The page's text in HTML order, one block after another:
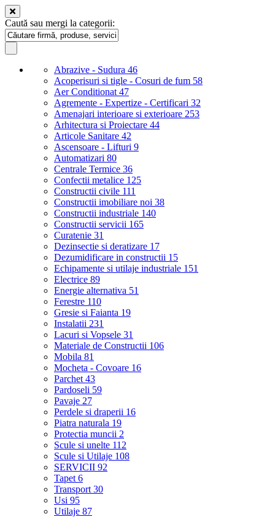
Caută sau mergi la categorii:
Abrazive - Sudura 46
Acoperisuri si tigle - Cosuri de fum 58
Aer Conditionat 47
Agremente - Expertize - Certificari 32
Amenajari interioare si exterioare 253
Arhitectura si Proiectare 44
Articole Sanitare 42
Ascensoare - Lifturi 9
Automatizari 80
Centrale Termice 36
Confectii metalice 125
Constructii civile 111
Constructii imobiliare noi 38
Constructii industriale 140
Constructii servicii 165
Curatenie 31
Dezinsectie si deratizare 17
Dezumidificare in constructii 15
Echipamente si utilaje industriale 151
Electrice 89
Energie alternativa 51
Ferestre 110
Gresie si Faianta 19
Instalatii 231
Lacuri si Vopsele 31
Materiale de Constructii 106
Mobila 81
Mocheta - Covoare 16
Parchet 43
Pardoseli 59
Pavaje 27
Perdele si draperii 16
Piatra naturala 19
Protectia muncii 2
Scule si unelte 112
Scule si Utilaje 108
SERVICII 92
Tapet 6
Transport 30
Usi 95
Utilaje 87